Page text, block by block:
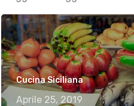
Cucina Siciliana
Aprile 25, 2019